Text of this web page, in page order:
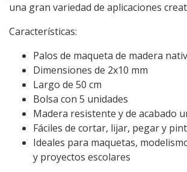
una gran variedad de aplicaciones
Características:
Palos de maqueta de madera
Dimensiones de 2x10 mm
Largo de 50 cm
Bolsa con 5 unidades
Madera resistente y de acabado
Fáciles de cortar, lijar, pegar y
Ideales para maquetas,
y proyectos escolares